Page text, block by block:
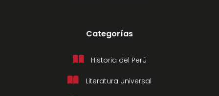
Categorías
Historia del Perú
Literatura universal